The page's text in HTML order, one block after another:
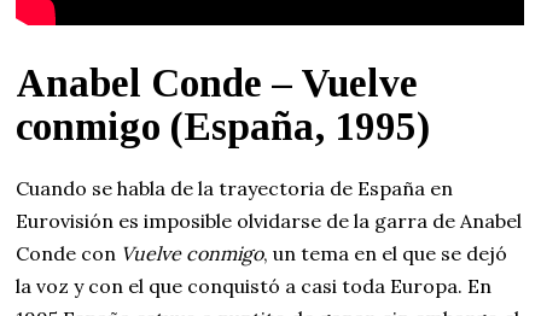
Anabel Conde – Vuelve
conmigo (España, 1995)
Cuando se habla de la trayectoria de España en
Eurovisión es imposible olvidarse de la garra de Anabel
Conde con Vuelve conmigo, un tema en el que se dejó
la voz y con el que conquistó a casi toda Europa. En